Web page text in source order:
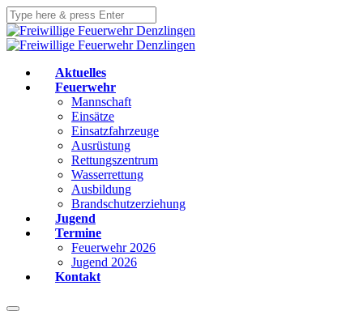
Aktuelles
Feuerwehr
Mannschaft
Einsätze
Einsatzfahrzeuge
Ausrüstung
Rettungszentrum
Wasserrettung
Ausbildung
Brandschutzerziehung
Jugend
Termine
Feuerwehr 2026
Jugend 2026
Kontakt